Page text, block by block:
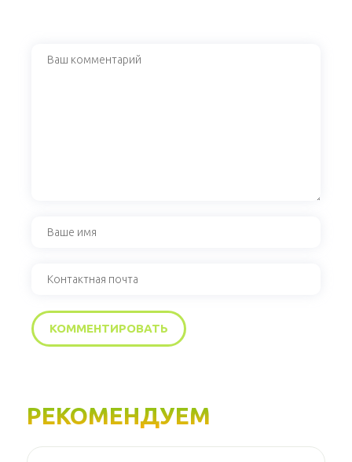
РЕКОМЕНДУЕМ